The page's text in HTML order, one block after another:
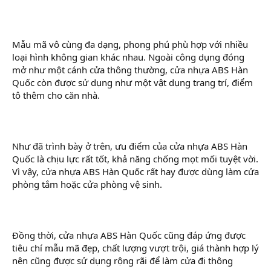
Mẫu mã vô cùng đa dạng, phong phú phù hợp với nhiều
loại hình không gian khác nhau. Ngoài công dụng đóng
mở như một cánh cửa thông thường, cửa nhựa ABS Hàn
Quốc còn được sử dụng như một vật dụng trang trí, điểm
tô thêm cho căn nhà.
Như đã trình bày ở trên, ưu điểm của cửa nhựa ABS Hàn
Quốc là chịu lực rất tốt, khả năng chống mọt mối tuyệt vời.
Vì vậy, cửa nhựa ABS Hàn Quốc rất hay được dùng làm cửa
phòng tắm hoặc cửa phòng vệ sinh.
Đồng thời, cửa nhựa ABS Hàn Quốc cũng đáp ứng được
tiêu chí mẫu mã đẹp, chất lượng vượt trội, giá thành hợp lý
nên cũng được sử dụng rộng rãi để làm cửa đi thông